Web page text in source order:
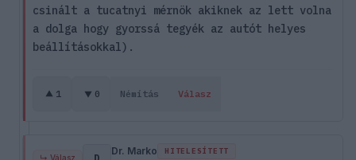
csinált a tucatnyi mérnök akiknek az lett volna
a dolga hogy gyorssá tegyék az autót helyes
beállításokkal).
1 0 Némítás Válasz
↳ Válasz
Dr. Marko HITELESÍTETT